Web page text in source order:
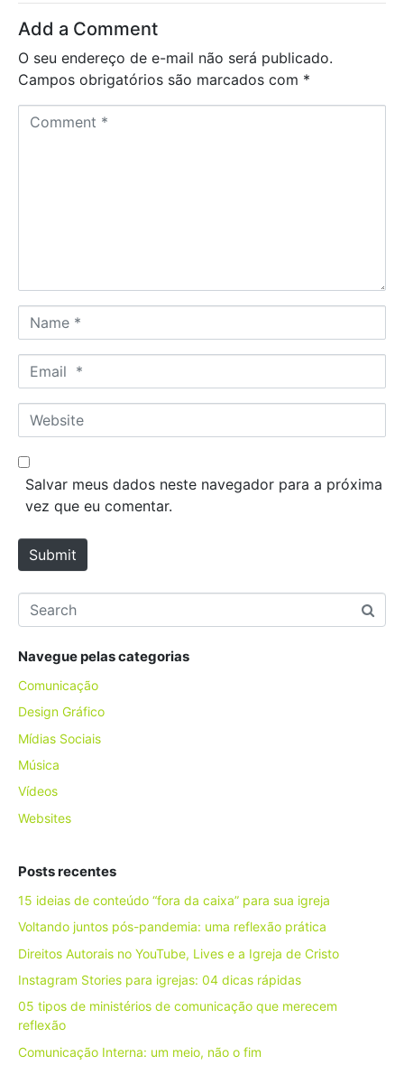
Add a Comment
O seu endereço de e-mail não será publicado.
Campos obrigatórios são marcados com *
a
m
*
m
a
*
W
e
b
e
Salvar meus dados neste navegador para a próxima
vez que eu comentar.
Submit
Navegue pelas categorias
Comunicação
Design Gráfico
Mídias Sociais
Música
Vídeos
Websites
Posts recentes
15 ideias de conteúdo “fora da caixa” para sua igreja
Voltando juntos pós-pandemia: uma reflexão prática
Direitos Autorais no YouTube, Lives e a Igreja de Cristo
Instagram Stories para igrejas: 04 dicas rápidas
05 tipos de ministérios de comunicação que merecem
reflexão
Comunicação Interna: um meio, não o fim